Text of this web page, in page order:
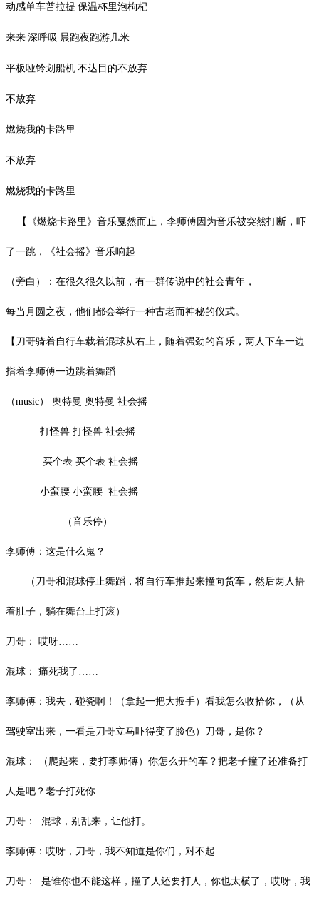
动感单车普拉提 保温杯里泡枸杞
来来 深呼吸 晨跑夜跑游几米
平板哑铃划船机 不达目的不放弃
不放弃
燃烧我的卡路里
不放弃
燃烧我的卡路里
【《燃烧卡路里》音乐戛然而止，李师傅因为音乐被突然打断，吓
了一跳，《社会摇》音乐响起
（旁白）：在很久很久以前，有一群传说中的社会青年，
每当月圆之夜，他们都会举行一种古老而神秘的仪式。
【刀哥骑着自行车载着混球从右上，随着强劲的音乐，两人下车一边
指着李师傅一边跳着舞蹈
（music） 奥特曼 奥特曼 社会摇
打怪兽 打怪兽 社会摇
买个表 买个表 社会摇
小蛮腰 小蛮腰 社会摇
（音乐停）
李师傅：这是什么鬼？
（刀哥和混球停止舞蹈，将自行车推起来撞向货车，然后两人捂
着肚子，躺在舞台上打滚）
刀哥： 哎呀
混球： 痛死我了
李师傅：我去，碰瓷啊！（拿起一把大扳手）看我怎么收拾你，（从
驾驶室出来，一看是刀哥立马吓得变了脸色）刀哥，是你？
混球： （爬起来，要打李师傅）你怎么开的车？把老子撞了还准备打
人是吧？老子打死你
刀哥： 混球，别乱来，让他打。
李师傅：哎呀，刀哥，我不知道是你们，对不起
刀哥： 是谁你也不能这样，撞了人还要打人，你也太横了，哎呀，我